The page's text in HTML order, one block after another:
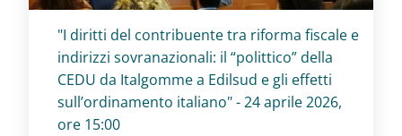
Titolo card :
"I diritti del contribuente tra riforma fiscale e
indirizzi sovranazionali: il “polittico” della
CEDU da Italgomme a Edilsud e gli effetti
sull’ordinamento italiano" - 24 aprile 2026,
ore 15:00